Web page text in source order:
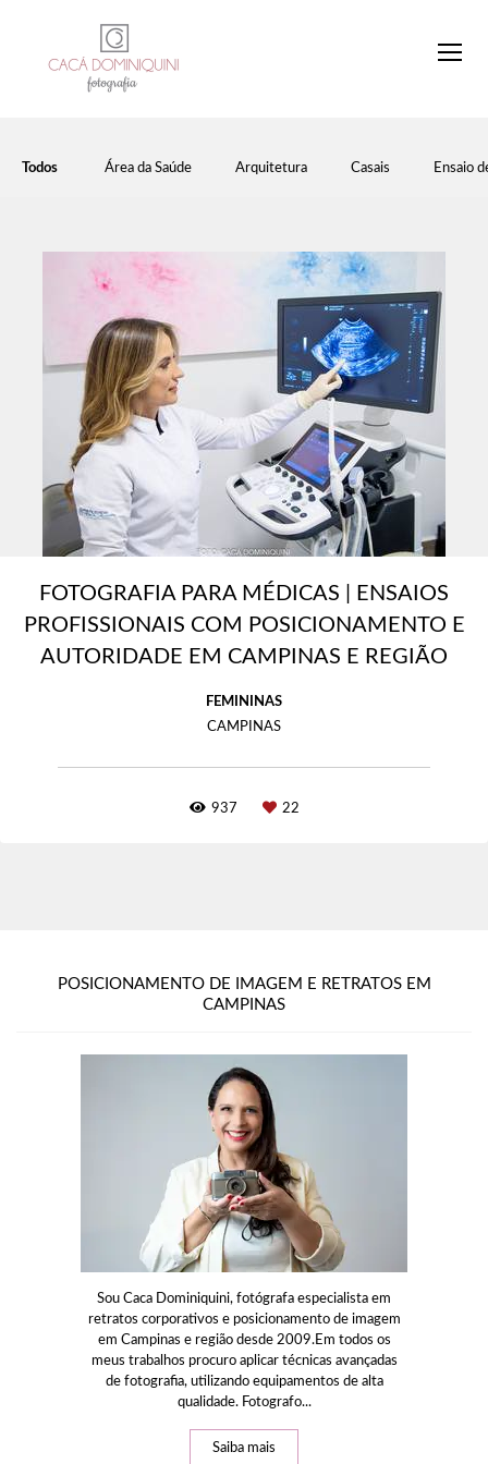
Todos Área da Saúde Arquitetura Casais Ensaio
FOTOGRAFIA PARA MÉDICAS | ENSAIOS
PROFISSIONAIS COM POSICIONAMENTO E
AUTORIDADE EM CAMPINAS E REGIÃO
FEMININAS
CAMPINAS
937 22
POSICIONAMENTO DE IMAGEM E RETRATOS EM
CAMPINAS
Sou Caca Dominiquini, fotógrafa especialista em
retratos corporativos e posicionamento de imagem
em Campinas e região desde 2009.Em todos os
meus trabalhos procuro aplicar técnicas avançadas
de fotografia, utilizando equipamentos de alta
qualidade. Fotografo...
Saiba mais